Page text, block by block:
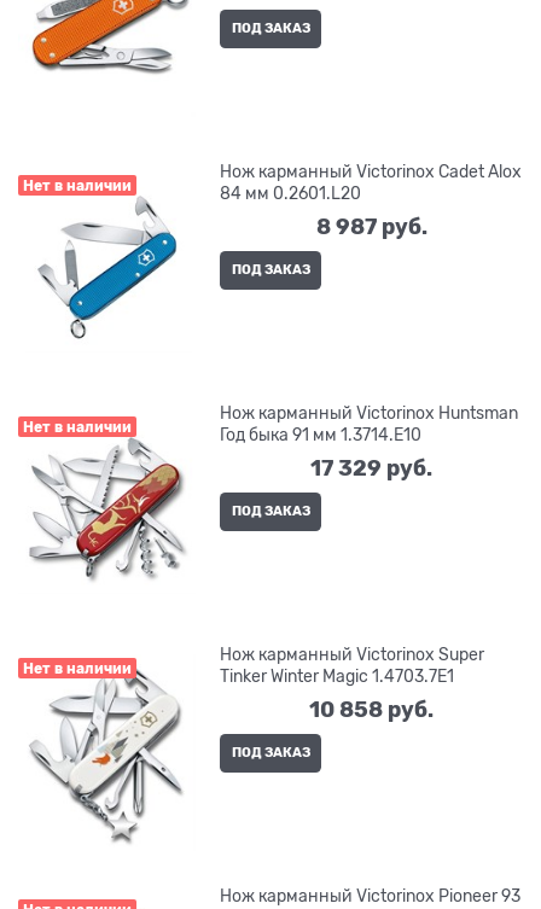
ПОД ЗАКАЗ
Нет в наличии
Нож карманный Victorinox Cadet Alox
84 мм 0.2601.L20
8 987 руб.
ПОД ЗАКАЗ
Нет в наличии
Нож карманный Victorinox Huntsman
Год быка 91 мм 1.3714.E10
17 329 руб.
ПОД ЗАКАЗ
Нет в наличии
Нож карманный Victorinox Super
Tinker Winter Magic 1.4703.7E1
10 858 руб.
ПОД ЗАКАЗ
Нож карманный Victorinox Pioneer 93